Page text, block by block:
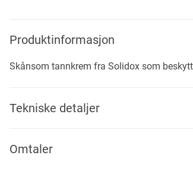
the
beginning
the
gallery
Produktinformasjon
Skånsom tannkrem fra Solidox som
Tekniske detaljer
Omtaler